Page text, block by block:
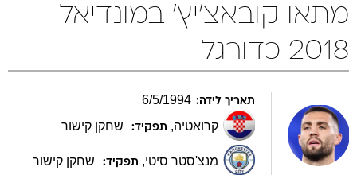
מתאו קובאצ'יץ' במונדיאל
2018 כדורגל
תאריך לידה: 6/5/1994
קרואטיה, תפקיד: שחקן קישור
מנצ'סטר סיטי, תפקיד: שחקן קישור